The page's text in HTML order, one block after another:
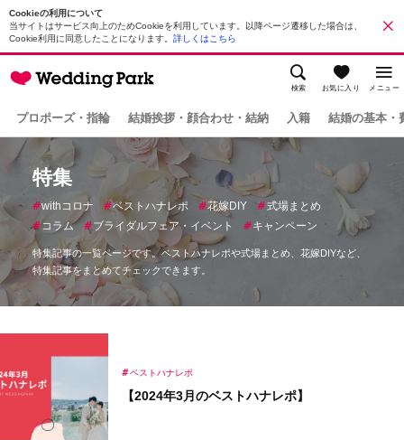
Cookieの利用について
当サイトはサービス向上のためCookieを利用しています。以降ページ遷移した場合は、
Cookie利用に同意したことになります。 詳しくはこちら
検索 お気に入り メニュー
プロポーズ・指輪 結婚挨拶・顔合わせ・結納 入籍 結婚の基本・
特集
withコロナ ベストハナレポ 花嫁DIY
式場まとめ
コラム
ブライダルフェア・イベント キャンペーン
特集記事の一覧ページです。ベストハナレポや式場まとめ、花嫁DIYなど、
特集記事をまとめてチェックできます。
【2024年3月のベストハナレポ】
ベストハナレポ